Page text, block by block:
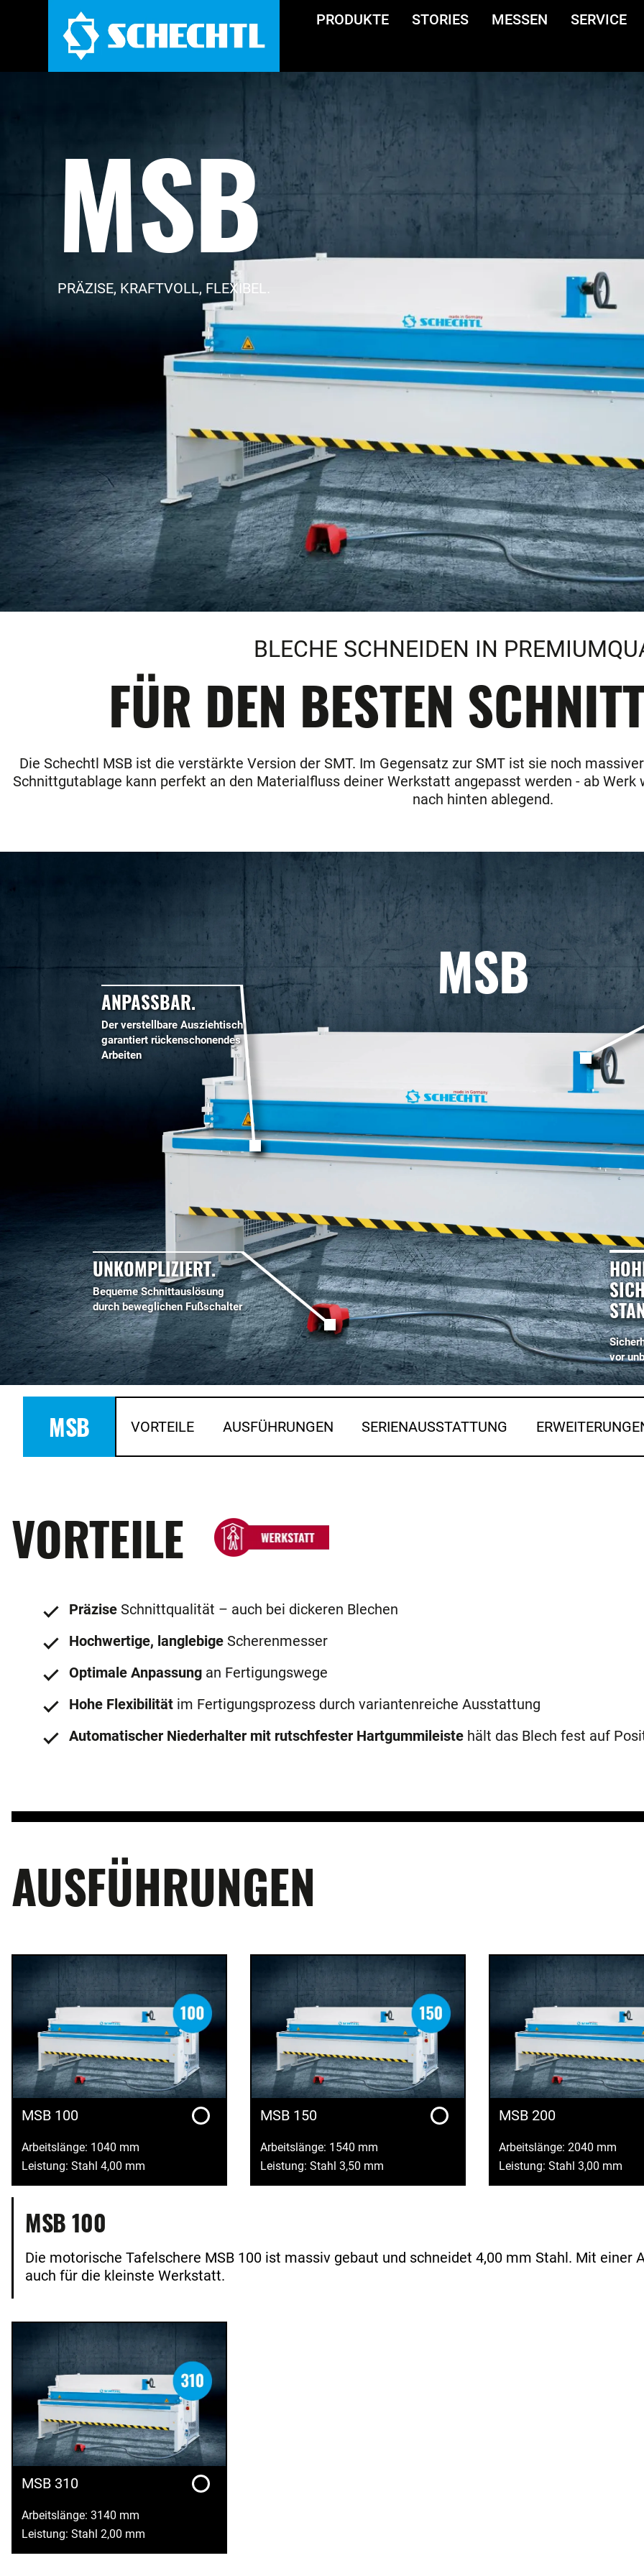
PRODUKTE STORIES MESSEN SERVICE
MSB
PRÄZISE, KRAFTVOLL, FLEXIBEL.
BLECHE SCHNEIDEN IN
FÜR DEN BESTEN
Die Schechtl MSB ist die verstärkte Version der SMT. Im Gegensatz zur SMT ist sie noch
Schnittgutablage kann perfekt an den Materialfluss deiner Werkstatt angepasst werden - ab
nach hinten ablegend.
MSB
vor
ANPASSBAR.
Der verstellbare Ausziehtisch
garantiert rückenschonendes
Arbeiten
UNKOMPLIZIERT.
Bequeme Schnittauslösung
durch beweglichen Fußschalter
MSB VORTEILE AUSFÜHRUNGEN SERIENAUSSTATTUNG
VORTEILE
Präzise Schnittqualität – auch bei dickeren Blechen
Hochwertige, langlebige Scherenmesser
Optimale Anpassung an Fertigungswege
Hohe Flexibilität im Fertigungsprozess durch variantenreiche Ausstattung
Automatischer Niederhalter mit rutschfester Hartgummileiste hält das Blech fest auf
AUSFÜHRUNGEN
MSB 100
Arbeitslänge: 1040 mm
Leistung: Stahl 4,00 mm
MSB 150
Arbeitslänge: 1540 mm
Leistung: Stahl 3,50 mm
MSB 200
Arbeitslänge: 2040 mm
Leistung: Stahl 3,00 mm
MSB 100
Die motorische Tafelschere MSB 100 ist massiv gebaut und schneidet 4,00 mm Stahl. Mit einer
auch für die kleinste Werkstatt.
MSB 310
Arbeitslänge: 3140 mm
Leistung: Stahl 2,00 mm